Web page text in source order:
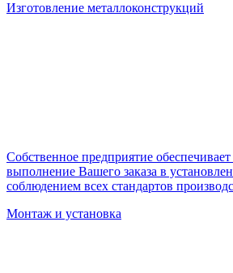
Изготовление металлоконструкций
Собственное предприятие обеспечивает
выполнение Вашего заказа в
соблюдением всех стандартов
Монтаж и установка